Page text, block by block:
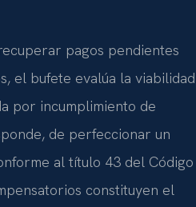
pagos pendientes
el bufete evalúa la viabilidad
por incumplimiento de
de perfeccionar un
al título 43 del Código
constituyen el